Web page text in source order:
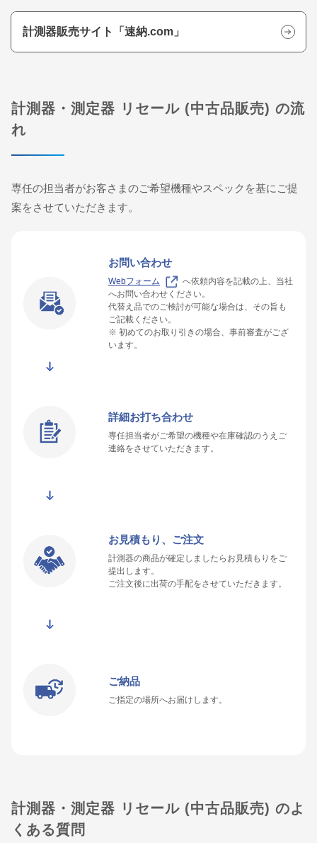
計測器販売サイト「速納.com」
計測器・測定器 リセール (中古品販売) の流
れ
専任の担当者がお客さまのご希望機種やスペックを基にご提
案をさせていただきます。
お問い合わせ
Webフォーム
へ依頼内容を記載の上、当社
へお問い合わせください。
代替え品でのご検討が可能な場合は、その旨も
ご記載ください。
※ 初めてのお取り引きの場合、事前審査がござ
います。
詳細お打ち合わせ
専任担当者がご希望の機種や在庫確認のうえご
連絡をさせていただきます。
お見積もり、ご注文
計測器の商品が確定しましたらお見積もりをご
提出します。
ご注文後に出荷の手配をさせていただきます。
ご納品
ご指定の場所へお届けします。
計測器・測定器 リセール (中古品販売) のよ
くある質問